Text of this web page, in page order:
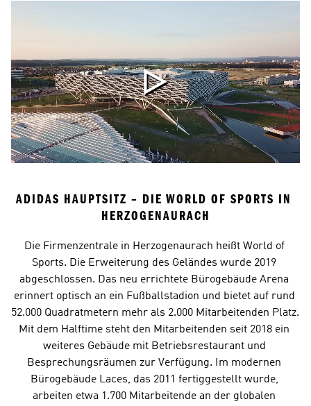
ADIDAS HAUPTSITZ – DIE WORLD OF SPORTS IN
HERZOGENAURACH
Die Firmenzentrale in Herzogenaurach heißt World of
Sports. Die Erweiterung des Geländes wurde 2019
abgeschlossen. Das neu errichtete Bürogebäude Arena
erinnert optisch an ein Fußballstadion und bietet auf rund
52.000 Quadratmetern mehr als 2.000 Mitarbeitenden Platz.
Mit dem Halftime steht den Mitarbeitenden seit 2018 ein
weiteres Gebäude mit Betriebsrestaurant und
Besprechungsräumen zur Verfügung. Im modernen
Bürogebäude Laces, das 2011 fertiggestellt wurde,
arbeiten etwa 1.700 Mitarbeitende an der globalen